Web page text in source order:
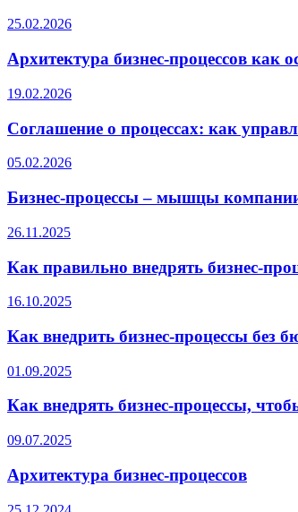
25.02.2026
Архитектура бизнес-процессов как
19.02.2026
Соглашение о процессах: как
05.02.2026
Бизнес-процессы – мышцы
26.11.2025
Как правильно внедрять бизнес-
16.10.2025
Как внедрить бизнес-процессы без
01.09.2025
Как внедрять бизнес-процессы,
09.07.2025
Архитектура бизнес-процессов